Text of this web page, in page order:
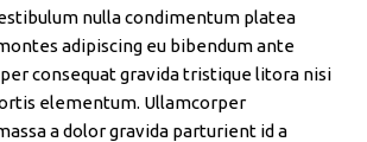
nulla condimentum platea
adipiscing eu bibendum ante
consequat gravida tristique litora nisi
elementum. Ullamcorper
a dolor gravida parturient id a